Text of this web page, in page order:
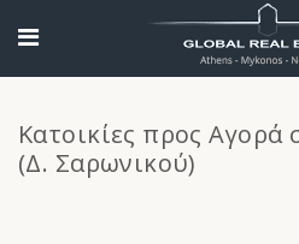
Κατοικίες προς
(Δ. Σαρωνικού)